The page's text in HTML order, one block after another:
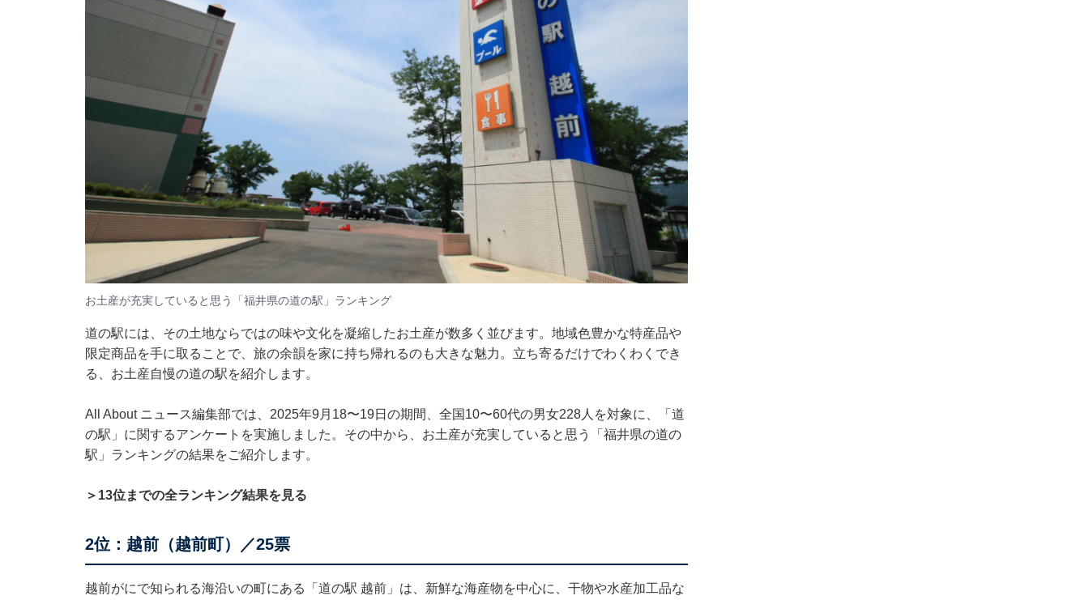
お土産が充実していると思う「福井県の道の駅」ランキング
道の駅には、その土地ならではの味や文化を凝縮したお土産が数多く並びます。地域色豊かな特産品や
限定商品を手に取ることで、旅の余韻を家に持ち帰れるのも大きな魅力。立ち寄るだけでわくわくでき
る、お土産自慢の道の駅を紹介します。
All About ニュース編集部では、2025年9月18〜19日の期間、全国10〜60代の男女228人を対象に、「道
の駅」に関するアンケートを実施しました。その中から、お土産が充実していると思う「福井県の道の
駅」ランキングの結果をご紹介します。
＞13位までの全ランキング結果を見る
2位：越前（越前町）／25票
越前がにで知られる海沿いの町にある「道の駅 越前」は、新鮮な海産物を中心に、干物や水産加工品な